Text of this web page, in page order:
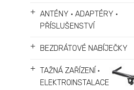
+ ANTÉNY • ADAPTÉRY •
PŘÍSLUŠENSTVÍ
+ BEZDRÁTOVÉ NABÍJEČKY
+ TAŽNÁ ZAŘÍZENÍ •
ELEKTROINSTALACE